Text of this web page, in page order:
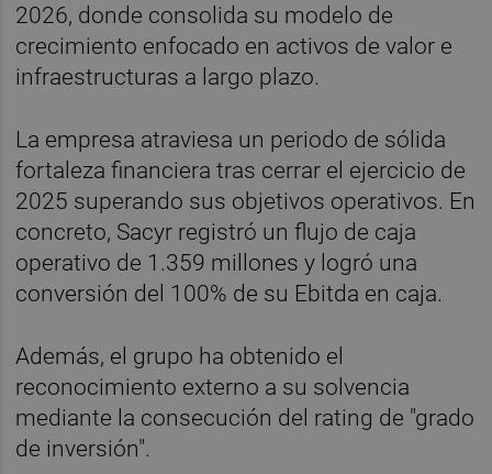
2026, donde consolida su modelo de
crecimiento enfocado en activos de valor e
infraestructuras a largo plazo.
La empresa atraviesa un periodo de sólida
fortaleza financiera tras cerrar el ejercicio de
2025 superando sus objetivos operativos. En
concreto, Sacyr registró un flujo de caja
operativo de 1.359 millones y logró una
conversión del 100% de su Ebitda en caja.
Además, el grupo ha obtenido el
reconocimiento externo a su solvencia
mediante la consecución del rating de "grado
de inversión".